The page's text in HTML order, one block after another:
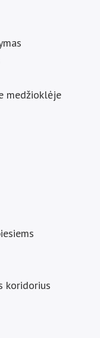
medžioklėje
koridorius